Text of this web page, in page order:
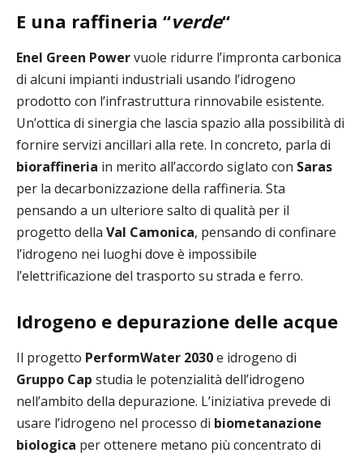
E una raffineria “verde“
Enel Green Powervuole ridurre l’impronta carbonica
di alcuni impianti industriali usando l’idrogeno
prodotto con l’infrastruttura rinnovabile esistente.
Un’ottica di sinergia che lascia spazio alla possibilità di
fornire servizi ancillari alla rete. In concreto, parla di
bioraffineria in merito all’accordo siglato con Saras
per la decarbonizzazione della raffineria. Sta
pensando a un ulteriore salto di qualità per il
progetto della Val Camonica, pensando di confinare
l’idrogeno nei luoghi dove è impossibile
l’elettrificazione del trasporto su strada e ferro.
Idrogeno e depurazione delle acque
Il progetto PerformWater 2030e idrogeno di
Gruppo Cap studia le potenzialità dell’idrogeno
nell’ambito della depurazione. L’iniziativa prevede di
usare l’idrogeno nel processo di biometanazione
biologica per ottenere metano più concentrato di